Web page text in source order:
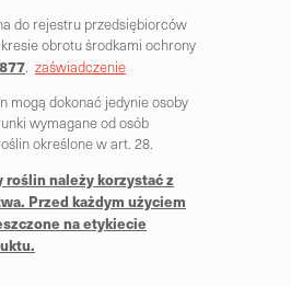
do rejestru przedsiębiorców
obrotu środkami ochrony
. zaświadczenie
mogą dokonać jedynie osoby
wymagane od osób
określone w art. 28.
roślin należy korzystać z
Przed każdym użyciem
na etykiecie